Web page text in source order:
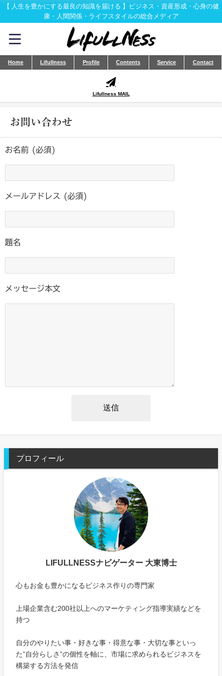
【 人生を豊かにする最良の知識を届ける 】ビジネス・資産形成・心身の健
康・人間関係・ライフスタイルの総合メディア
Home Lifullness Profile Contents Service Contact
Lifullness MAIL
お問い合わせ
お名前 (必須)
メールアドレス (必須)
題名
メッセージ本文
プロフィール
LIFULLNESSナビゲーター 大東博士
心もお金も豊かになるビジネス作りの専門家
上場企業含む200社以上へのマーケティング指導実績などを
持つ
自分のやりたい事・好きな事・得意な事・大切な事といっ
た”自分らしさ”の個性を軸に、市場に求められるビジネスを
構築する方法を発信